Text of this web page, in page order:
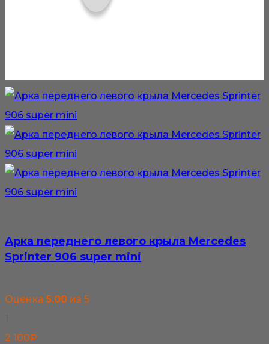
Арка переднего левого крыла Mercedes
Sprinter 906 super mini
Оценка 5.00 из 5
2 100₽